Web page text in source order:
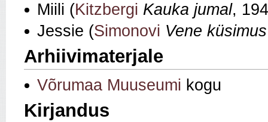
Miili (Kitzbergi Kauka jumal,
Jessie (Simonovi Vene küsimus
Arhiivimaterjale
Võrumaa Muuseumi kogu
Kirjandus